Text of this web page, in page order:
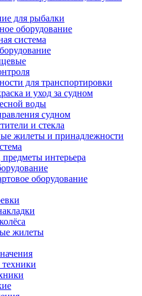
для рыбалки
оборудование
система
для транспортировки
и уход за судном
воды
судном
и стекла
жилеты и принадлежности
интерьера
оборудование
жилеты